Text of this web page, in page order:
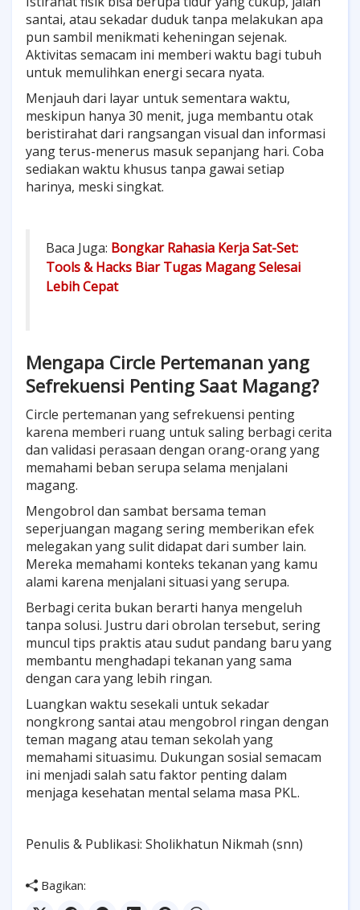
santai, atau sekadar duduk tanpa melakukan apa
pun sambil menikmati keheningan sejenak.
Aktivitas semacam ini memberi waktu bagi tubuh
untuk memulihkan energi secara nyata.
Menjauh dari layar untuk sementara waktu,
meskipun hanya 30 menit, juga membantu otak
beristirahat dari rangsangan visual dan informasi
yang terus-menerus masuk sepanjang hari. Coba
sediakan waktu khusus tanpa gawai setiap
harinya, meski singkat.
Baca Juga: Bongkar Rahasia Kerja Sat-Set:
Tools & Hacks Biar Tugas Magang Selesai
Lebih Cepat
Mengapa Circle Pertemanan yang
Sefrekuensi Penting Saat Magang?
Circle pertemanan yang sefrekuensi penting
karena memberi ruang untuk saling berbagi cerita
dan validasi perasaan dengan orang-orang yang
memahami beban serupa selama menjalani
magang.
Mengobrol dan sambat bersama teman
seperjuangan magang sering memberikan efek
melegakan yang sulit didapat dari sumber lain.
Mereka memahami konteks tekanan yang kamu
alami karena menjalani situasi yang serupa.
Berbagi cerita bukan berarti hanya mengeluh
tanpa solusi. Justru dari obrolan tersebut, sering
muncul tips praktis atau sudut pandang baru yang
membantu menghadapi tekanan yang sama
dengan cara yang lebih ringan.
Luangkan waktu sesekali untuk sekadar
nongkrong santai atau mengobrol ringan dengan
teman magang atau teman sekolah yang
memahami situasimu. Dukungan sosial semacam
ini menjadi salah satu faktor penting dalam
menjaga kesehatan mental selama masa PKL.
Penulis & Publikasi: Sholikhatun Nikmah (snn)
Bagikan: